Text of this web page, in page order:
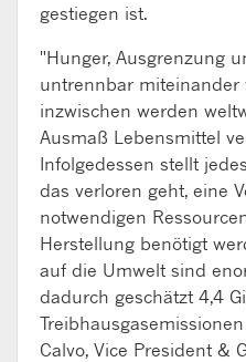
gestiegen ist.
"Hunger, Ausgrenzung
untrennbar miteinander
inzwischen werden
Ausmaß Lebensmittel
Infolgedessen stellt
das verloren geht, eine
notwendigen
Herstellung benötigt
auf die Umwelt sind
dadurch geschätzt 4,4
Calvo, Vice President &